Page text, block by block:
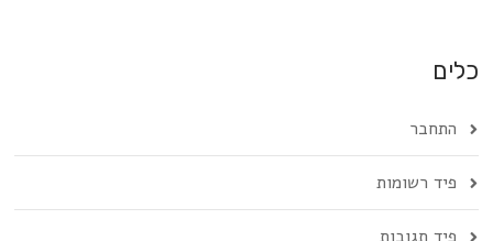
כלים
התחבר
פיד רשומות